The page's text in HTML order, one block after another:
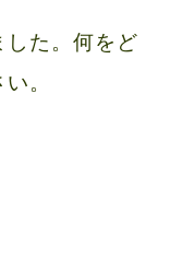
た。何をど
。